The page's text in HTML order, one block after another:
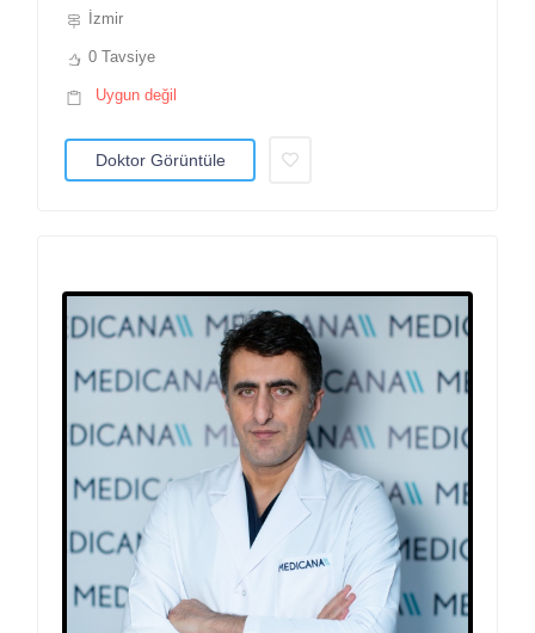
İzmir
0 Tavsiye
Uygun değil
Doktor Görüntüle